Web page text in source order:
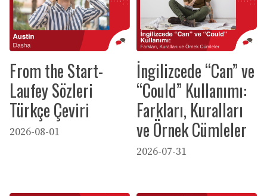
From the Start-
Laufey Sözleri
Türkçe Çeviri
2026-08-01
İngilizcede “Can” ve
“Could” Kullanımı:
Farkları, Kuralları
ve Örnek Cümleler
2026-07-31